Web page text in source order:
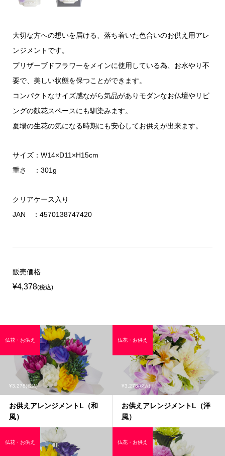
大切な方への想いを届ける、落ち着いた色合いのお供え用アレ
ンジメントです。
プリザーブドフラワーをメインに使用している為、お水やり不
要で、美しい状態を保つことができます。
コンパクトなサイズ感ながら気品がありモダンなお仏壇やリビ
ングの献花スペースにも馴染みます。
夏場の生花の気になる時期にも安心してお供えが出来ます。
サイズ：W14×D11×H15cm
重さ ：301g
クリアケース入り
JAN ：4570138747420
販売価格
¥4,378(税込)
¥3,278(税込)
お供えアレンジメントL（和
風）
仏花・お供え
¥3,278(税込)
お供えアレンジメントL（洋
風）
仏花・お供え
仏花・お供え 仏花・お供え